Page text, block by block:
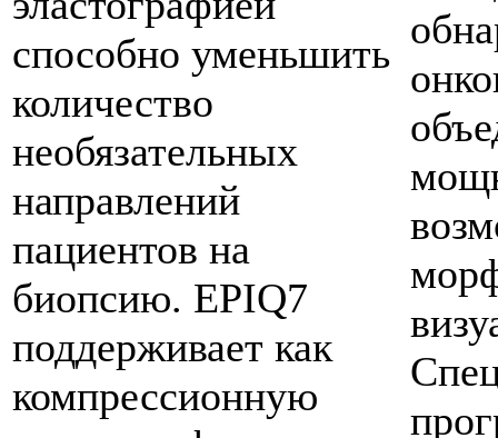
способно уменьшить
количество
необязательных
направлений
пациентов на
биопсию. EPIQ7
поддерживает как
компрессионную